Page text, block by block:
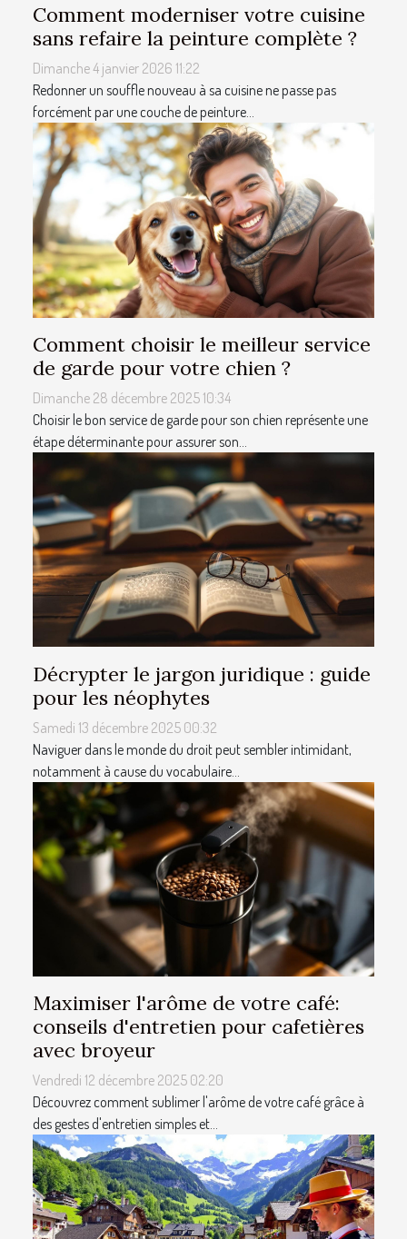
Comment moderniser votre cuisine
sans refaire la peinture complète ?
Dimanche 4 janvier 2026 11:22
Redonner un souffle nouveau à sa cuisine ne passe pas
forcément par une couche de peinture...
Comment choisir le meilleur service
de garde pour votre chien ?
Dimanche 28 décembre 2025 10:34
Choisir le bon service de garde pour son chien représente une
étape déterminante pour assurer son...
Décrypter le jargon juridique : guide
pour les néophytes
Samedi 13 décembre 2025 00:32
Naviguer dans le monde du droit peut sembler intimidant,
notamment à cause du vocabulaire...
Maximiser l'arôme de votre café:
conseils d'entretien pour cafetières
avec broyeur
Vendredi 12 décembre 2025 02:20
Découvrez comment sublimer l'arôme de votre café grâce à
des gestes d'entretien simples et...